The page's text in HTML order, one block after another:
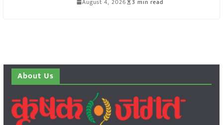
About Us